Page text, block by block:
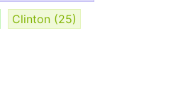
Clinton (25)